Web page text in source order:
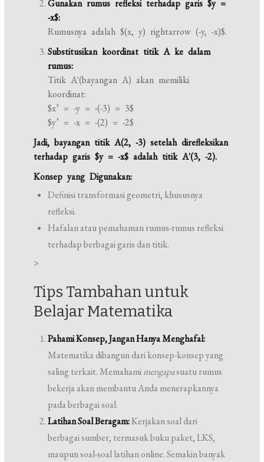
Gunakan rumus refleksi terhadap garis $y =
-x$:
Rumusnya adalah $(x, y) rightarrow (-y, -x)$.
Substitusikan koordinat titik A ke dalam
rumus:
Titik A'(bayangan A) akan memiliki
koordinat:
$x’ = -y = -(-3) = 3$
$y’ = -x = -(2) = -2$
Jadi, bayangan titik A(2, -3) setelah direfleksikan
terhadap garis $y = -x$ adalah titik A'(3, -2).
Konsep yang Digunakan:
Definisi transformasi geometri, khususnya
refleksi.
Hafalan atau pemahaman rumus-rumus refleksi
terhadap berbagai garis dan titik.
>
Tips Tambahan untuk
Belajar Matematika
Pahami Konsep, Jangan Hanya Menghafal:
Matematika dibangun dari konsep-konsep yang
saling terkait. Memahamimengapasuatu rumus
bekerja akan membantu Anda menerapkannya
pada berbagai soal.
Latihan Soal Beragam:Kerjakan soal dari
berbagai sumber, termasuk buku paket, LKS,
maupun soal-soal latihan online. Semakin banyak